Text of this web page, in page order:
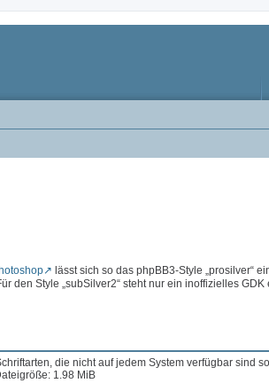
lässt sich so das phpBB3-Style „prosilver“
Style „subSilver2“ steht nur ein inoffizielles
die nicht auf jedem System verfügbar sind
1.98 MiB